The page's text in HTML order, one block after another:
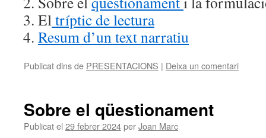
Eltríptic de lectura
Resum d’un text narratiu
Publicat dins de PRESENTACIONS | Deixa un comentari
Sobre el qüestionament
Publicat el 29 febrer 2024perJoan Marc